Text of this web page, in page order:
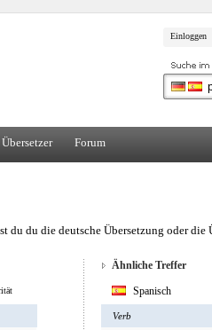
Einloggen
Übersetzer Forum
du die deutsche Übersetzung oder die
Ähnliche Treffer
Spanisch
Verb